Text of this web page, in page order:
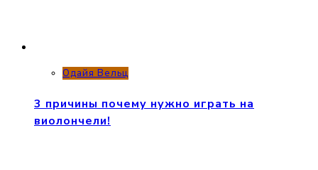
Одайя Вельц
3 причины почему нужно играть на
виолончели!